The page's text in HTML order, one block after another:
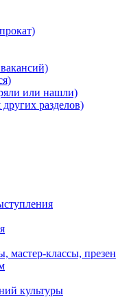
или нашли)
разделов)
мастер-классы,
культуры